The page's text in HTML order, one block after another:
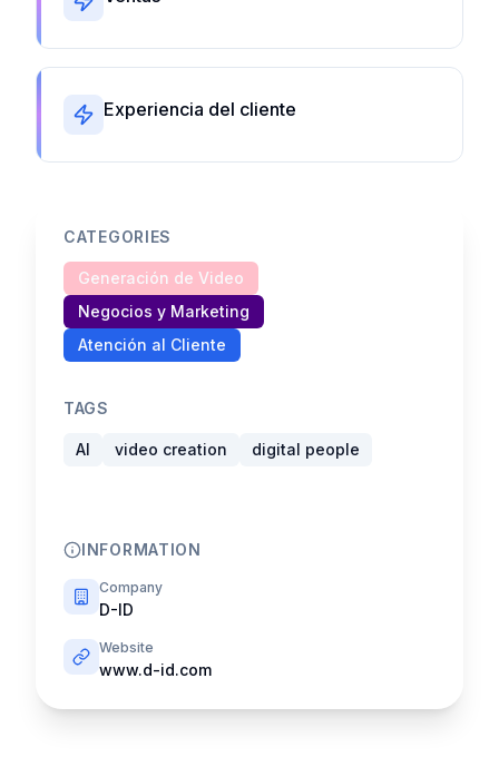
Experiencia del cliente
CATEGORIES
Generación de Video
Negocios y Marketing
Atención al Cliente
TAGS
AI video creation digital people
INFORMATION
Company
D-ID
Website
www.d-id.com